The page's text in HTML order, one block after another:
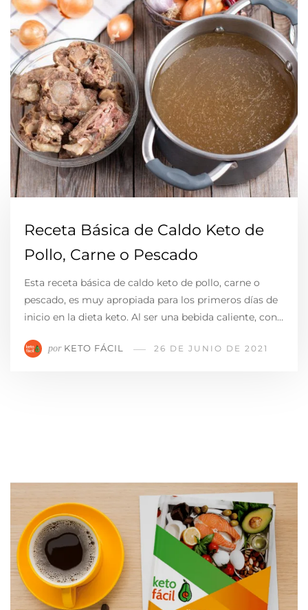
Receta Básica de Caldo Keto de
Pollo, Carne o Pescado
Esta receta básica de caldo keto de pollo, carne o
pescado, es muy apropiada para los primeros días de
inicio en la dieta keto. Al ser una bebida caliente, con…
por KETO FÁCIL 26 DE JUNIO DE 2021